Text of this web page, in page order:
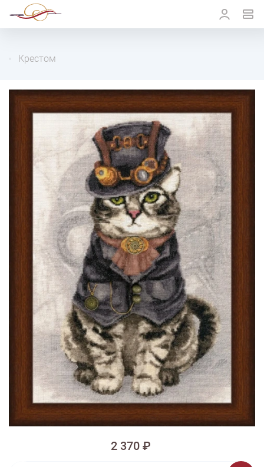
Крестом
1/8
Изображения и цвет представленного товара могут незначительно
отличаться от оригинала продукции, взависимости от разрешения и
настроек вашего монитора, а также условий освещения при съемке
Вышивка ЛС-005 Магистр времени
Есть электронная схема
2 370 ₽